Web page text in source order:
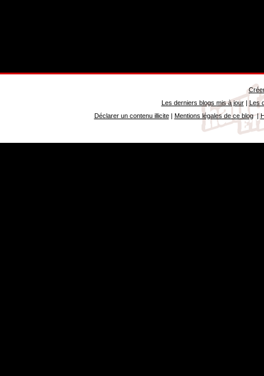
Les derniers blogs mis à jour| Les
Déclarer un contenu illicite| Mentions légales de ce blog|